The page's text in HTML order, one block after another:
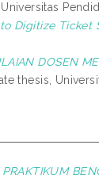
Digitize Ticket
DOSEN
thesis,